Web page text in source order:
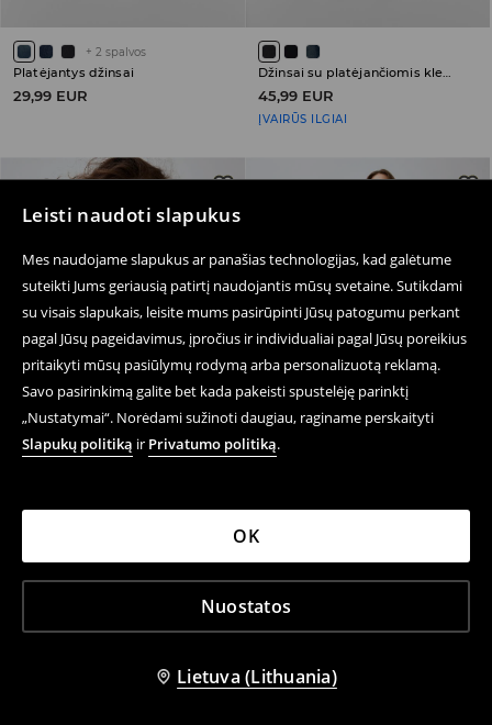
Leisti naudoti slapukus
Mes naudojame slapukus ar panašias technologijas, kad galėtume
suteikti Jums geriausią patirtį naudojantis mūsų svetaine. Sutikdami
su visais slapukais, leisite mums pasirūpinti Jūsų patogumu perkant
pagal Jūsų pageidavimus, įpročius ir individualiai pagal Jūsų poreikius
pritaikyti mūsų pasiūlymų rodymą arba personalizuotą reklamą.
Savo pasirinkimą galite bet kada pakeisti spustelėję parinktį
„Nustatymai“. Norėdami sužinoti daugiau, raginame perskaityti
Slapukų politiką ir Privatumo politiką.
Nuostatos
OK
Lietuva (Lithuania)
+ 2 spalvos
Platėjantys džinsai
29,99 EUR
Džinsai su platėjančiomis klešnėmis ir žemu juosmeniu
45,99 EUR
ĮVAIRŪS ILGIAI
+1 spalva